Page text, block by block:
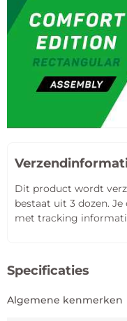
Dit product wordt
bestaat uit 3 dozen.
met tracking
Specificaties
Algemene kenmerken